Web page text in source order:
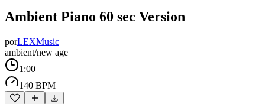
Ambient Piano 60 sec Version
porLEXMusic
ambient/new age
1:00
140 BPM